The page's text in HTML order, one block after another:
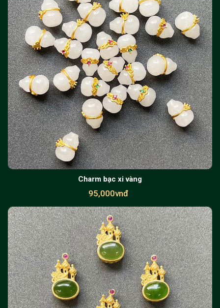
Charm bạc xi vàng
95,000vnđ